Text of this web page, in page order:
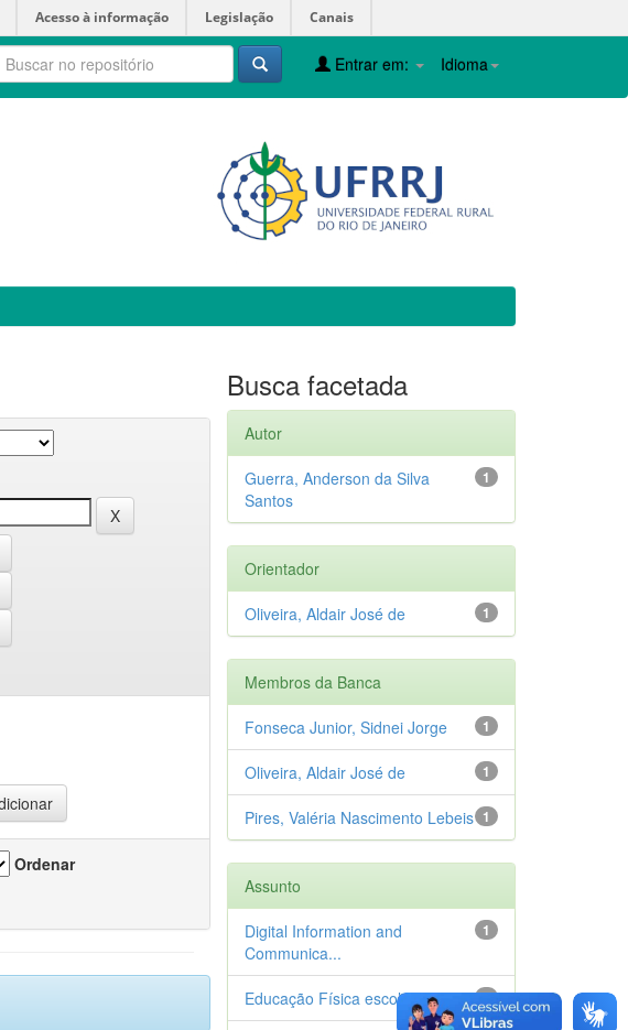
Acesso à informação Legislação Canais
Idioma
Entrar em:
Ordenar
Busca facetada
Autor
1
Guerra, Anderson da Silva
Santos
Orientador
1
Oliveira, Aldair José de
Membros da Banca
1
Fonseca Junior, Sidnei Jorge
1
Oliveira, Aldair José de
1
Pires, Valéria Nascimento Lebeis
Assunto
1
Digital Information and
Communica...
1
Educação Física escolar